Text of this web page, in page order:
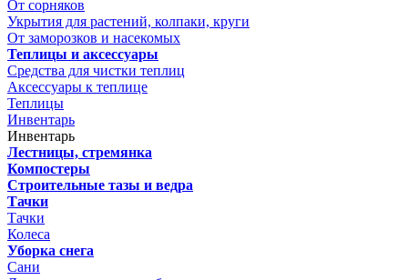
От сорняков
Укрытия для растений, колпаки, круги
От заморозков и насекомых
Теплицы и аксессуары
Средства для чистки теплиц
Аксессуары к теплице
Теплицы
Инвентарь
Инвентарь
Лестницы, стремянка
Компостеры
Строительные тазы и ведра
Тачки
Тачки
Колеса
Уборка снега
Сани